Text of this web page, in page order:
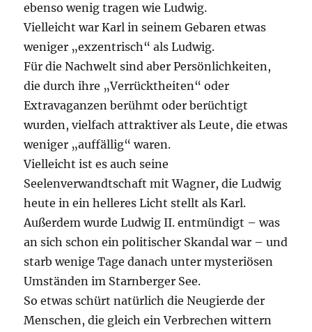
ebenso wenig tragen wie Ludwig.
Vielleicht war Karl in seinem Gebaren etwas
weniger „exzentrisch“ als Ludwig.
Für die Nachwelt sind aber Persönlichkeiten,
die durch ihre „Verrücktheiten“ oder
Extravaganzen berühmt oder berüchtigt
wurden, vielfach attraktiver als Leute, die etwas
weniger „auffällig“ waren.
Vielleicht ist es auch seine
Seelenverwandtschaft mit Wagner, die Ludwig
heute in ein helleres Licht stellt als Karl.
Außerdem wurde Ludwig II. entmündigt – was
an sich schon ein politischer Skandal war – und
starb wenige Tage danach unter mysteriösen
Umständen im Starnberger See.
So etwas schürt natürlich die Neugierde der
Menschen, die gleich ein Verbrechen wittern